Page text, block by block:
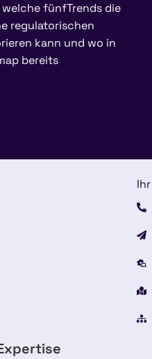
fünfTrends die
regulatorischen
kann und wo in
bereits